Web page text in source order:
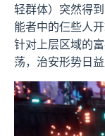
轻群体）突然得
能者中的仨些人
针对上层区域的
荡，治安形势日益